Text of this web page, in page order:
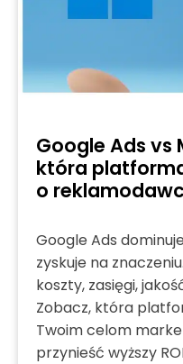
Google Ads vs
która
o
Google Ads
zyskuje na
koszty, zasięgi,
Zobacz, która
Twoim celom
przynieść wyższy